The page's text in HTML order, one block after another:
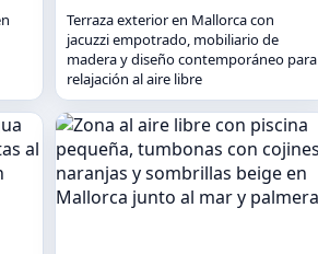
Terraza exterior en Mallorca con
jacuzzi empotrado, mobiliario de
madera y diseño contemporáneo para
relajación al aire libre